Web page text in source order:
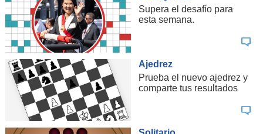
Supera el desafío para
esta semana.
Ajedrez
Prueba el nuevo ajedrez y
comparte tus resultados